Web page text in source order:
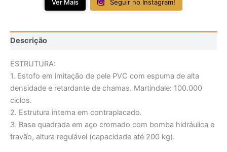
Ver Mais Seguir no Instagram!
Descrição
ESTRUTURA:
1. Estofo em imitação de pele PVC com espuma de alta
densidade e retardante de chamas. Martindale: 100.000
ciclos.
2. Estrutura interna em contraplacado.
3. Base quadrada em aço cromado com bomba hidráulica e
travão, altura regulável (capacidade até 200 kg).